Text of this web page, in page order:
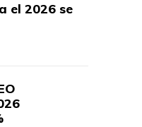
el 2026 se